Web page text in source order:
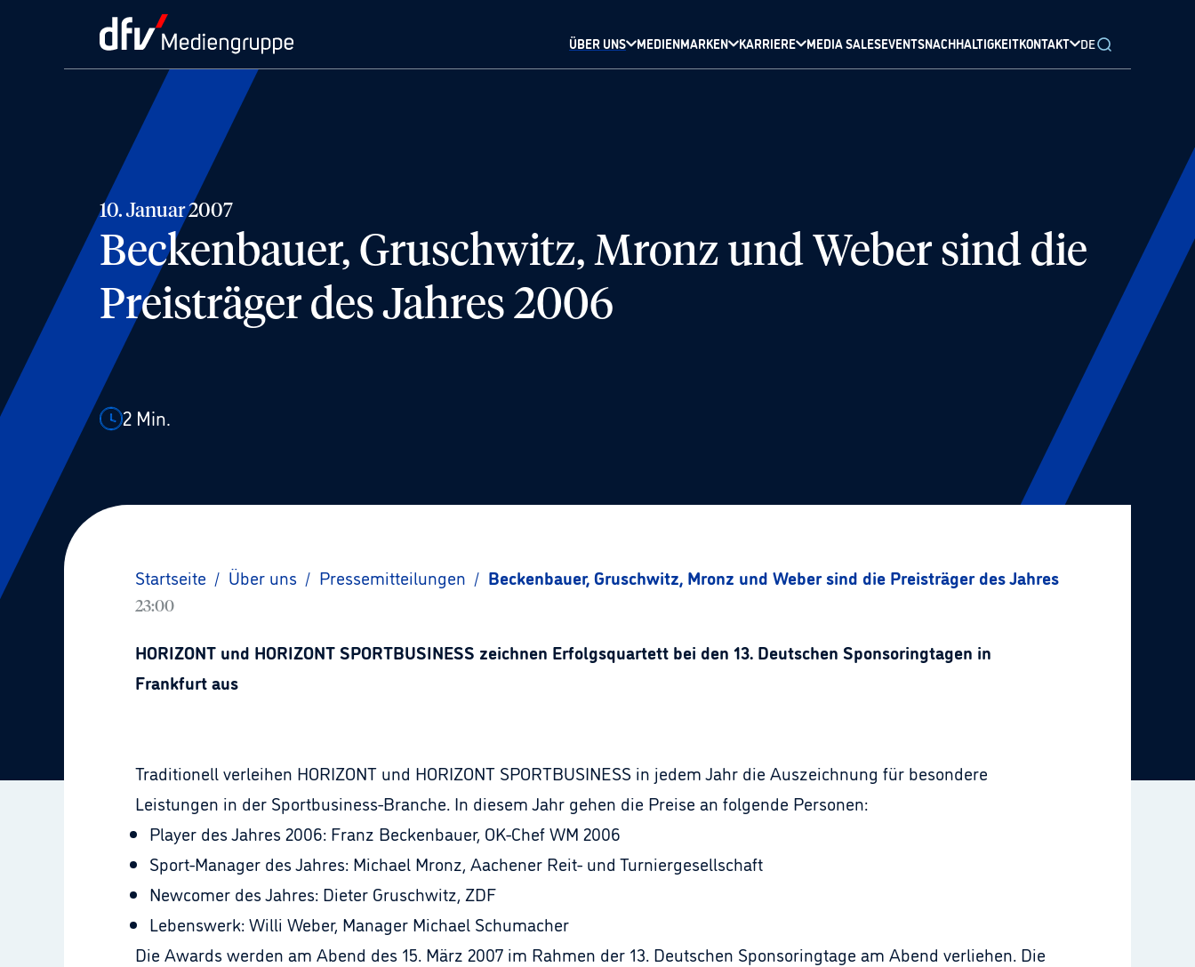
ÜBER UNS MEDIENMARKEN KARRIERE MEDIA SALESEVENTSNACHHALTIGKEITKONTAKT DE
10. Januar 2007
Beckenbauer, Gruschwitz, Mronz und Weber sind die
Preisträger des Jahres 2006
2 Min.
Startseite / Über uns / Pressemitteilungen / Beckenbauer, Gruschwitz, Mronz und Weber sind die Preisträger des Jahres 2006
23:00
HORIZONT und HORIZONT SPORTBUSINESS zeichnen Erfolgsquartett bei den 13. Deutschen Sponsoringtagen in
Frankfurt aus
Traditionell verleihen HORIZONT und HORIZONT SPORTBUSINESS in jedem Jahr die Auszeichnung für besondere
Leistungen in der Sportbusiness-Branche. In diesem Jahr gehen die Preise an folgende Personen:
Player des Jahres 2006: Franz Beckenbauer, OK-Chef WM 2006
Sport-Manager des Jahres: Michael Mronz, Aachener Reit- und Turniergesellschaft
Newcomer des Jahres: Dieter Gruschwitz, ZDF
Lebenswerk: Willi Weber, Manager Michael Schumacher
Die Awards werden am Abend des 15. März 2007 im Rahmen der 13. Deutschen Sponsoringtage am Abend verliehen. Die